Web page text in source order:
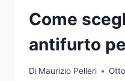
A
UNA
ECCO
Come
antifurto
Di Maurizio Pelleri